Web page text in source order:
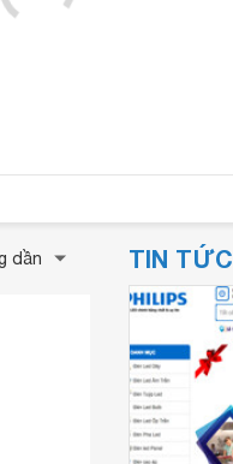
dần TIN